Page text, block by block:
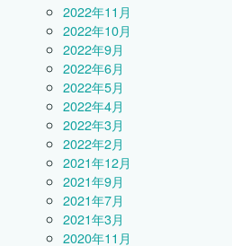
2022年11月
2022年10月
2022年9月
2022年6月
2022年5月
2022年4月
2022年3月
2022年2月
2021年12月
2021年9月
2021年7月
2021年3月
2020年11月